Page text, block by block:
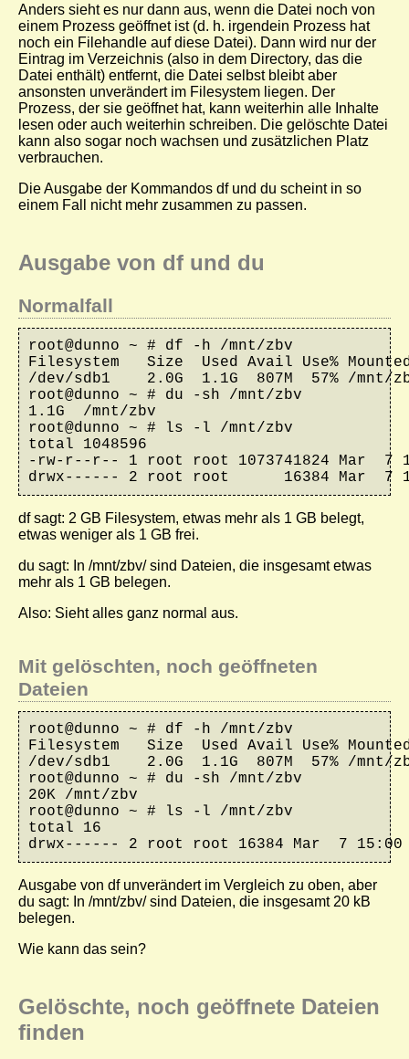
Anders sieht es nur dann aus, wenn die Datei noch von
einem Prozess geöffnet ist (d. h. irgendein Prozess hat
noch ein Filehandle auf diese Datei). Dann wird nur der
Eintrag im Verzeichnis (also in dem Directory, das die
Datei enthält) entfernt, die Datei selbst bleibt aber
ansonsten unverändert im Filesystem liegen. Der
Prozess, der sie geöffnet hat, kann weiterhin alle Inhalte
lesen oder auch weiterhin schreiben. Die gelöschte Datei
kann also sogar noch wachsen und zusätzlichen Platz
verbrauchen.
Die Ausgabe der Kommandos dfund du scheint in so
einem Fall nicht mehr zusammen zu passen.
Ausgabe von df und du
Normalfall
root@dunno ~ # df -h /mnt/zbv
Filesystem   Size  Used Avail Use%
/dev/sdb1    2.0G  1.1G  807M  57% /mnt/
root@dunno ~ # du -sh /mnt/zbv
1.1G  /mnt/zbv
root@dunno ~ # ls -l /mnt/zbv
total 1048596
-rw-r--r-- 1 root root 1073741824 Mar  7
drwx------ 2 root root      16384 Mar  7
dfsagt: 2 GB Filesystem, etwas mehr als 1 GB belegt,
etwas weniger als 1 GB frei.
du sagt: In /mnt/zbv/sind Dateien, die insgesamt etwas
mehr als 1 GB belegen.
Also: Sieht alles ganz normal aus.
Mit gelöschten, noch geöffneten
Dateien
root@dunno ~ # df -h /mnt/zbv
Filesystem   Size  Used Avail Use%
/dev/sdb1    2.0G  1.1G  807M  57% /mnt/
root@dunno ~ # du -sh /mnt/zbv
20K /mnt/zbv
root@dunno ~ # ls -l /mnt/zbv
total 16
drwx------ 2 root root 16384 Mar  7 15:00
Ausgabe von dfunverändert im Vergleich zu oben, aber
du sagt: In /mnt/zbv/sind Dateien, die insgesamt 20 kB
belegen.
Wie kann das sein?
Gelöschte, noch geöffnete Dateien
finden